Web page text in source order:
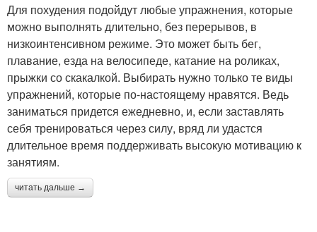
Для похудения подойдут любые упражнения, которые
можно выполнять длительно, без перерывов, в
низкоинтенсивном режиме. Это может быть бег,
плавание, езда на велосипеде, катание на роликах,
прыжки со скакалкой. Выбирать нужно только те виды
упражнений, которые по-настоящему нравятся. Ведь
заниматься придется ежедневно, и, если заставлять
себя тренироваться через силу, вряд ли удастся
длительное время поддерживать высокую мотивацию к
занятиям.
читать дальше →